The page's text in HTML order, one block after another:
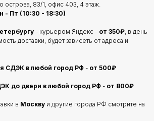
острова, 83/1, офис 403, 4 этаж.
- Пт (10:30 - 18:30)
- курьером Яндекс - от 350₽, в день
доставки, будет зависеть от адреса и
СДЭК в любой город РФ - от 500₽
до двери в любой город РФ - от 800₽
в Москву и другие города РФ смотрите на